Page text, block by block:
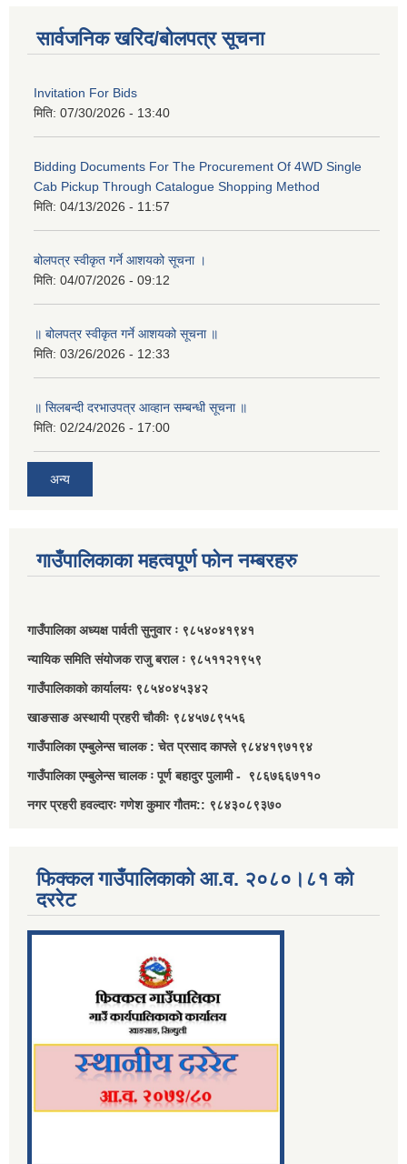
सार्वजनिक खरिद/बोलपत्र सूचना
Invitation For Bids
मिति: 07/30/2026 - 13:40
Bidding Documents For The Procurement Of 4WD Single
Cab Pickup Through Catalogue Shopping Method
मिति: 04/13/2026 - 11:57
बोलपत्र स्वीकृत गर्ने आशयको सूचना ।
मिति: 04/07/2026 - 09:12
॥ बोलपत्र स्वीकृत गर्ने आशयको सूचना ॥
मिति: 03/26/2026 - 12:33
॥ सिलबन्दी दरभाउपत्र आव्हान सम्बन्धी सूचना ॥
मिति: 02/24/2026 - 17:00
अन्य
गाउँपालिकाका महत्वपूर्ण फोन नम्बरहरु
गाउँपालिका अध्यक्ष पार्वती सुनुवार ः ९८५४०४१९४१
न्यायिक समिति संयोजक राजु बराल ः ९८५११२१९५९
गाउँपालिकाको कार्यालयः ९८५४०४५३४२
खाङसाङ अस्थायी प्रहरी चौकीः ९८४५७८९५५६
गाउँपालिका एम्बुलेन्स चालक : चेत प्रसाद काफ्ले ९८४४१९७१९४
गाउँपालिका एम्बुलेन्स चालक ः पूर्ण बहादुर पुलामी - ९८६७६६७११०
नगर प्रहरी हवल्दारः गणेश कुमार गौतम:: ९८४३०८९३७०
फिक्कल गाउँपालिकाको आ.व. २०८०।८१ को
दररेट